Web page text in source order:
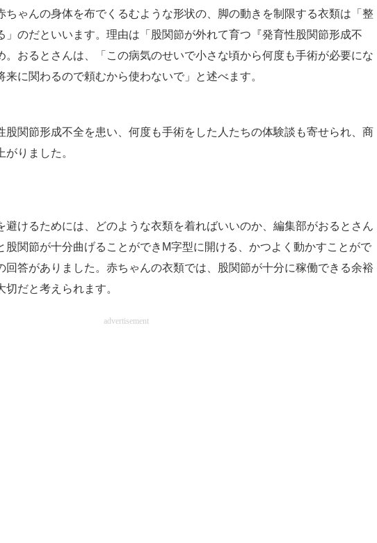
ゃんの身体を布でくるむような形状の、脚の動きを制限する衣類は「整
」のだといいます。理由は「股関節が外れて育つ『発育性股関節形成不
。おるとさんは、「この病気のせいで小さな頃から何度も手術が必要にな
に関わるので頼むから使わないで」と述べます。
関節形成不全を患い、何度も手術をした人たちの体験談も寄せられ、商
りました。
けるためには、どのような衣類を着ればいいのか、編集部がおるとさん
股関節が十分曲げることができM字型に開ける、かつよく動かすことがで
回答がありました。赤ちゃんの衣類では、股関節が十分に稼働できる余裕
だと考えられます。
advertisement